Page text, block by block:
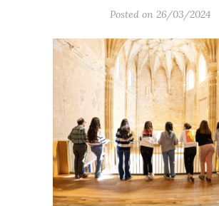
Posted on 26/03/2024